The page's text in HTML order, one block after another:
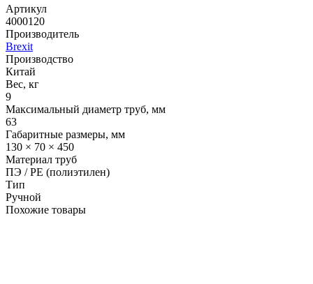
Артикул
4000120
Производитель
Brexit
Производство
Китай
Вес, кг
9
Максимальный диаметр труб, мм
63
Габаритные размеры, мм
130 × 70 × 450
Материал труб
ПЭ / PE (полиэтилен)
Тип
Ручной
Похожие товары